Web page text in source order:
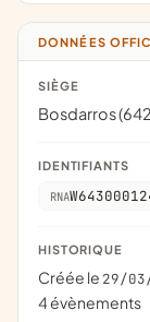
DONNÉES
SIÈGE
Bosdarros
IDENTIFIANTS
RNA
HISTORIQUE
Créée le 29/
4 évènements